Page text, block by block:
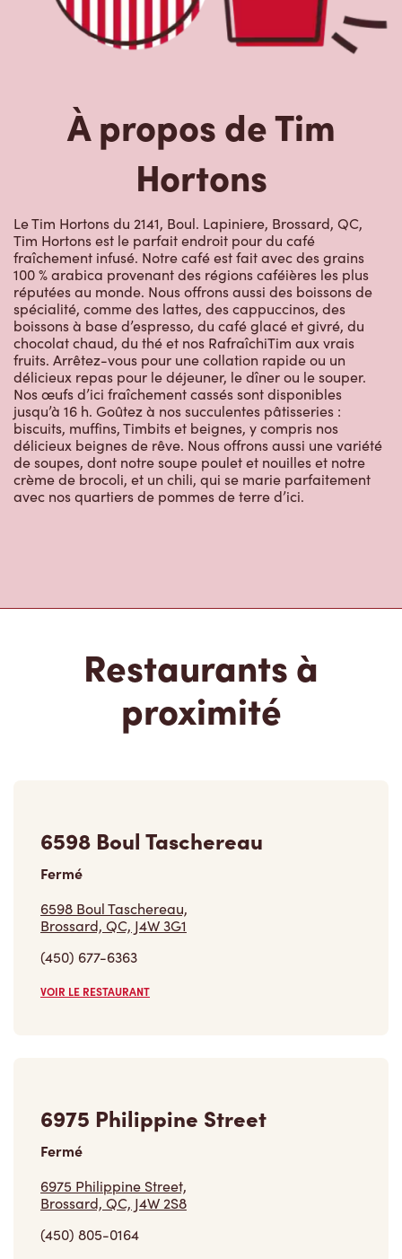
À propos de Tim
Hortons
Le Tim Hortons du 2141, Boul. Lapiniere, Brossard, QC,
Tim Hortons est le parfait endroit pour du café
fraîchement infusé. Notre café est fait avec des grains
100 % arabica provenant des régions caféières les plus
réputées au monde. Nous offrons aussi des boissons de
spécialité, comme des lattes, des cappuccinos, des
boissons à base d’espresso, du café glacé et givré, du
chocolat chaud, du thé et nos RafraîchiTim aux vrais
fruits. Arrêtez-vous pour une collation rapide ou un
délicieux repas pour le déjeuner, le dîner ou le souper.
Nos œufs d’ici fraîchement cassés sont disponibles
jusqu’à 16 h. Goûtez à nos succulentes pâtisseries :
biscuits, muffins, Timbits et beignes, y compris nos
délicieux beignes de rêve. Nous offrons aussi une variété
de soupes, dont notre soupe poulet et nouilles et notre
crème de brocoli, et un chili, qui se marie parfaitement
avec nos quartiers de pommes de terre d’ici.
Restaurants à
proximité
6598 Boul Taschereau
Fermé
6598 Boul Taschereau,
Brossard, QC, J4W 3G1
(450) 677-6363
VOIR LE RESTAURANT
6975 Philippine Street
Fermé
6975 Philippine Street,
Brossard, QC, J4W 2S8
(450) 805-0164